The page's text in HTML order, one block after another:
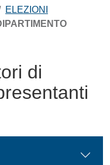
ELEZIONI
di